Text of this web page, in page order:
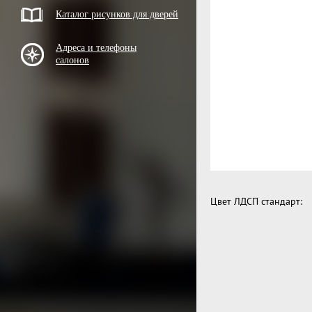
Каталог рисунков для дверей
Адреса и телефоны
салонов
Цвет ЛДСП стандарт: